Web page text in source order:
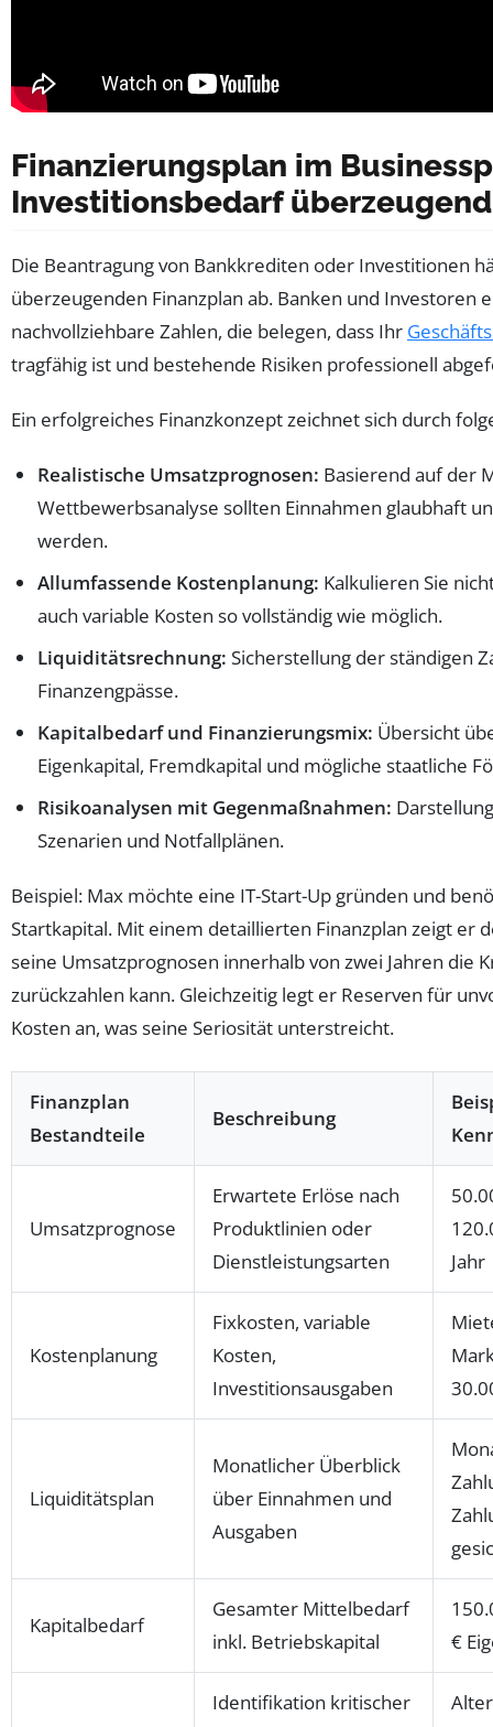
Finanzierungsplan im
Investitionsbedarf
Die Beantragung von Bankkrediten oder Investitionen
überzeugenden Finanzplan ab. Banken und Investoren
nachvollziehbare Zahlen, die belegen, dass Ihr
tragfähig ist und bestehende Risiken professionell
Ein erfolgreiches Finanzkonzept zeichnet sich durch
Realistische Umsatzprognosen: Basierend auf der
Wettbewerbsanalyse sollten Einnahmen glaubhaft
werden.
Allumfassende Kostenplanung: Kalkulieren Sie
auch variable Kosten so vollständig wie möglich.
Liquiditätsrechnung: Sicherstellung der ständigen
Finanzengpässe.
Kapitalbedarf und Finanzierungsmix: Übersicht
Eigenkapital, Fremdkapital und mögliche staatliche
Risikoanalysen mit Gegenmaßnahmen:
Szenarien und Notfallplänen.
Beispiel: Max möchte eine IT-Start-Up gründen und
Startkapital. Mit einem detaillierten Finanzplan zeigt er
seine Umsatzprognosen innerhalb von zwei Jahren die
zurückzahlen kann. Gleichzeitig legt er Reserven für
Kosten an, was seine Seriosität unterstreicht.
Finanzplan
Bestandteile
Beschreibung
Umsatzprognose
Erwartete Erlöse nach
Produktlinien oder
Dienstleistungsarten
Jahr
Kostenplanung
Fixkosten, variable
Kosten,
Investitionsausgaben
Liquiditätsplan
Monatlicher Überblick
über Einnahmen und
Ausgaben
Kapitalbedarf
Gesamter Mittelbedarf
inkl. Betriebskapital
€
Identifikation kritischer